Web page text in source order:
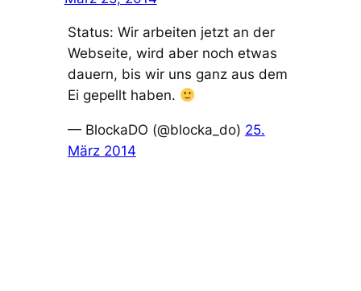
Status: Wir arbeiten jetzt an der
Webseite, wird aber noch etwas
dauern, bis wir uns ganz aus dem
Ei gepellt haben.
— BlockaDO (@blocka_do) 25.
März 2014